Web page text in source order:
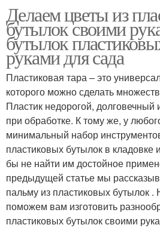
Делаем цветы из
бутылок своими
бутылок
руками для сада
Пластиковая тара – это
которого можно сделать
Пластик недорогой, долговечный
при обработке. К тому же, у
минимальный набор
пластиковых бутылок в
бы не найти им достойное
предыдущей статье мы
пальму из пластиковых бутылок .
поможем вам изготовить
пластиковых бутылок своими